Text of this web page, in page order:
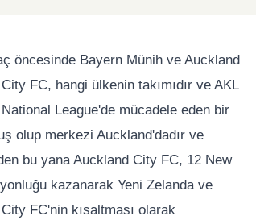
öncesinde Bayern Münih ve Auckland
FC, hangi ülkenin takımıdır ve AKL
League'de mücadele eden bir
olup merkezi Auckland'dadır ve
bu yana Auckland City FC, 12 New
kazanarak Yeni Zelanda ve
FC'nin kısaltması olarak